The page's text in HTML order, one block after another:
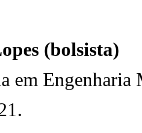
(bolsista)
em Engenharia